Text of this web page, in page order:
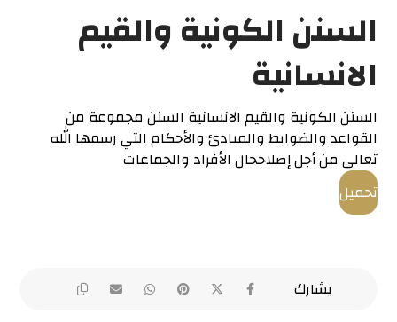
السنن الكونية والقيم
الانسانية
السنن الكونية والقيم الانسانية السنن مجموعة من
القواعد والضوابط والمبادئ والأحكام التي رسمها الله
تعالى من أجل إصلاححال الأفراد والجماعات
تحميل